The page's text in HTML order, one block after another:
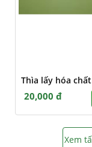
Thìa lấy hóa
20,000 đ
Xem